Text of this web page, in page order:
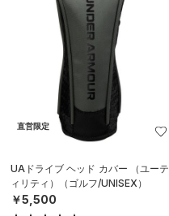
直営限定
UAドライブ ヘッド カバー （ユーテ
ィリティ）（ゴルフ/UNISEX）
￥5,500